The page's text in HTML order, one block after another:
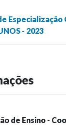
- 2023
de Ensino -